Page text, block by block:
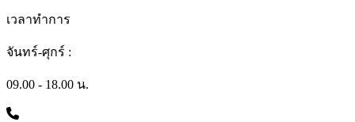
เวลาทำการ
จันทร์-ศุกร์ :
09.00 - 18.00 น.